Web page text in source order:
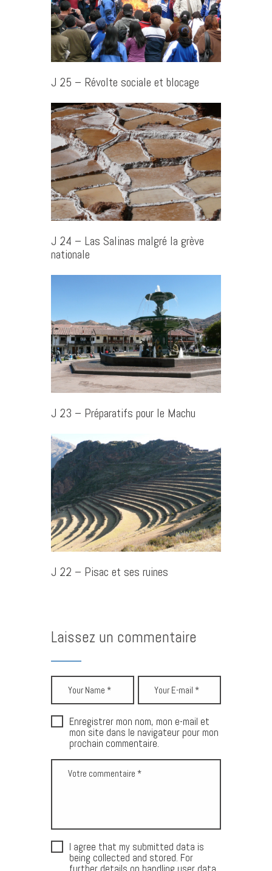
J 25 – Révolte sociale et blocage
J 24 – Las Salinas malgré la grève
nationale
J 23 – Préparatifs pour le Machu
J 22 – Pisac et ses ruines
Laissez un commentaire
Enregistrer mon nom, mon e-mail et
mon site dans le navigateur pour mon
prochain commentaire.
I agree that my submitted data is
being collected and stored. For